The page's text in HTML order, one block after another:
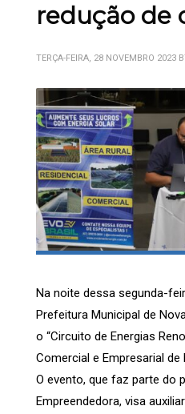
redução de
TERÇA-FEIRA, 28 NOVEMBRO 2023
Na noite dessa segunda-
Prefeitura Municipal de
o “Circuito de Energias
Comercial e Empresarial de
O evento, que faz parte do
Empreendedora, visa